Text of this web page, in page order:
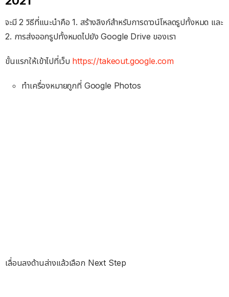
จะมี 2 วิธีที่แนะนำคือ 1. สร้างลิงก์สำหรับการดาวน์โหลดรูปทั้งหมด และ
2. การส่งออกรูปทั้งหมดไปยัง Google Drive ของเรา
ขั้นแรกให้เข้าไปที่เว็บ https://takeout.google.com
ทำเครื่องหมายถูกที่ Google Photos
เลื่อนลงด้านล่างแล้วเลือก Next Step